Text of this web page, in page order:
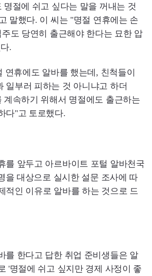
명절에 쉬고 싶다는 말을 꺼내는 것
말했다. 이 씨는 "명절 연휴에는 손
도 당연히 출근해야 한다는 묘한 압
.
연휴에도 알바를 했는데, 친척들이
일부러 피하는 것 아니냐고 하더
계속하기 위해서 명절에도 출근하는
다"고 토로했다.
를 앞두고 아르바이트 포털 알바천국
을 대상으로 실시한 설문 조사에 따
적인 이유로 알바를 하는 것으로 드
를 한다고 답한 취업 준비생들은 알
'명절에 쉬고 싶지만 경제 사정이 좋